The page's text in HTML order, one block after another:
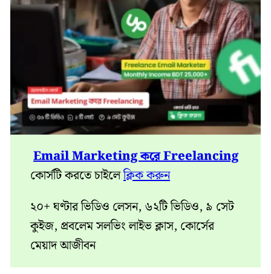
Email Marketing করে Freelancing
কোর্সটি করতে চাইলেক্লিক করুন
২০+ ঘণ্টার ভিডিও লেসন, ৬২টি ভিডিও, ৯ সেট
কুইজ, প্রবলেম সলভিং লাইভ ক্লাস, কোর্সের
মেয়াদ আজীবন